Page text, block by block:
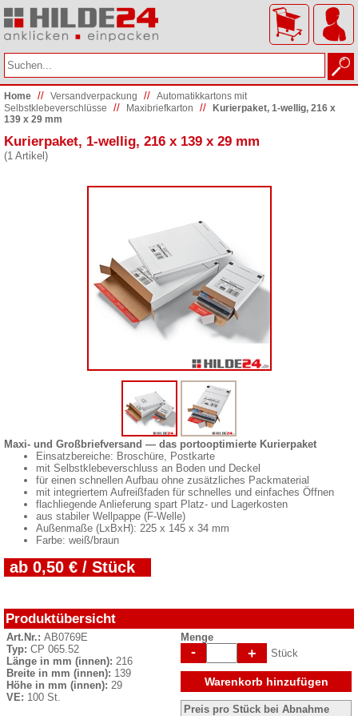
Home // Versand­verpackung // Automatikkartons mit
Selbstklebeverschlüsse
// Maxibriefkarton //
Kurierpaket, 1-wellig, 216 x
139 x 29 mm
Kurierpaket, 1-wellig, 216 x 139 x 29 mm
(1 Artikel)
Maxi- und Großbriefversand — das portooptimierte Kurierpaket
Einsatzbereiche: Broschüre, Postkarte
mit Selbstklebeverschluss an Boden und Deckel
für einen schnellen Aufbau ohne zusätzliches Packmaterial
mit integriertem Aufreißfaden für schnelles und einfaches Öffnen
flachliegende Anlieferung spart Platz- und Lagerkosten
aus stabiler Wellpappe (F-Welle)
Außenmaße (LxBxH): 225 x 145 x 34 mm
Farbe: weiß/braun
ab 0,50 € / Stück
Produktübersicht
Art.Nr.: AB0769E
Typ: CP 065.52
Länge in mm (innen): 216
Breite in mm (innen): 139
Höhe in mm (innen): 29
VE: 100 St.
Menge
- + Stück
Warenkorb hinzufügen
Preis pro Stück bei Abnahme